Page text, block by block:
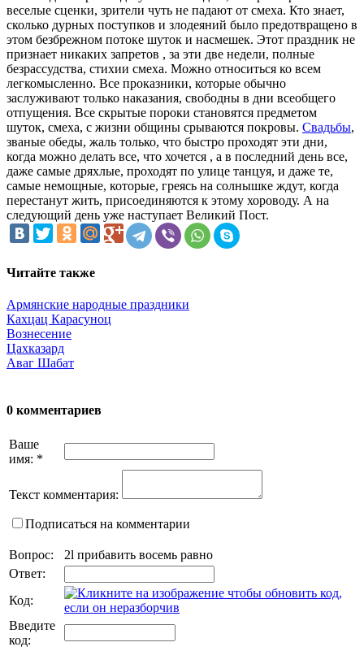
веселые сценки, зрители чуть не падают от смеха. Кто знает,
сколько дурных поступков и злодеяний было предотвращено в
этом безбрежном потоке шуток и насмешек. Этот праздник не
признает никаких запретов , за эти две недели, полные
безрассудства, стихии смеха. Можно относиться ко всем
легкомысленно. Все проказники, которые обычно
заслуживают только наказания, свободны в дни всеобщего
отпущения. Все скрытые пороки становятся предметом
шуток, смеха, с жизни общины срываются покровы. Свадьбы,
званые обеды, жаль только, что быстро проходят эти дни,
когда можно делать все, что хочется , а в последний день все,
даже самые дряхлые, проходят по улице танцуя, и даже те,
самые немощные, которые, греясь на солнышке ждут, когда
перестанут жить, присоединяются к этому хороводу. А на
следующий день уже наступает Великий Пост.
Читайте также
Армянские народные праздники
Кахцац Карасуноц
Вознесение
Цахказард
Аваг Шабат
0 комментариев
Ваше
имя: *
Текст комментария:
Подписаться на комментарии
Вопрос:
2l прибавить восемь равно
Ответ:
Код:
Введите
код: